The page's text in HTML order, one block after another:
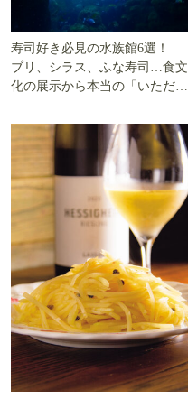
寿司好き必見の水族館6選！
ブリ、シラス、ふな寿司…食文
化の展示から本当の「いただき